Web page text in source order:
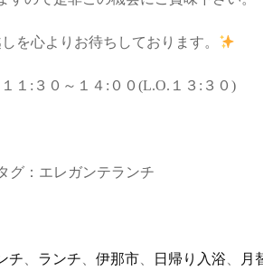
を心よりお待ちしております。
１１:３０～１４:００(L.O.１３:３０)
グ：エレガンテランチ
チ ランチ 伊那市 日帰り入浴
月